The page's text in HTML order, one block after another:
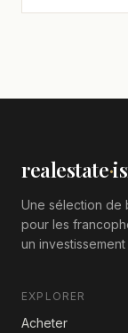
realestate·
Une sélection de
pour les
un
EXPLORER
Acheter